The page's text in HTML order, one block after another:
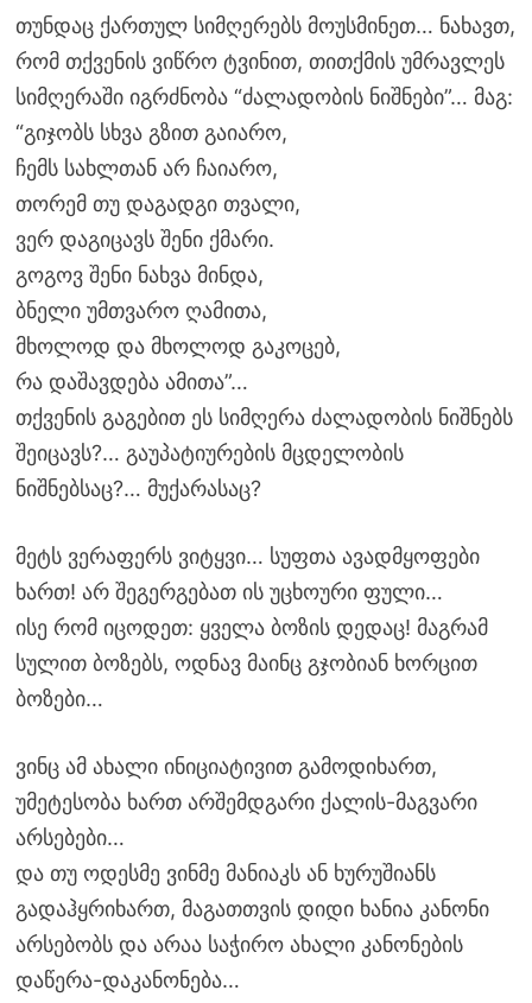
თუნდაც ქართულ სიმღერებს მოუსმინეთ… ნახავთ,
რომ თქვენის ვიწრო ტვინით, თითქმის უმრავლეს
სიმღერაში იგრძნობა “ძალადობის ნიშნები”… მაგ:
“გიჯობს სხვა გზით გაიარო,
ჩემს სახლთან არ ჩაიარო,
თორემ თუ დაგადგი თვალი,
ვერ დაგიცავს შენი ქმარი.
გოგოვ შენი ნახვა მინდა,
ბნელი უმთვარო ღამითა,
მხოლოდ და მხოლოდ გაკოცებ,
რა დაშავდება ამითა”…
თქვენის გაგებით ეს სიმღერა ძალადობის ნიშნებს
შეიცავს?… გაუპატიურების მცდელობის
ნიშნებსაც?… მუქარასაც?
მეტს ვერაფერს ვიტყვი… სუფთა ავადმყოფები
ხართ! არ შეგერგებათ ის უცხოური ფული…
ისე რომ იცოდეთ: ყველა ბოზის დედაც! მაგრამ
სულით ბოზებს, ოდნავ მაინც გჯობიან ხორცით
ბოზები…
ვინც ამ ახალი ინიციატივით გამოდიხართ,
უმეტესობა ხართ არშემდგარი ქალის-მაგვარი
არსებები…
და თუ ოდესმე ვინმე მანიაკს ან ხურუშიანს
გადაჰყრიხართ, მაგათთვის დიდი ხანია კანონი
არსებობს და არაა საჭირო ახალი კანონების
დაწერა-დაკანონება…